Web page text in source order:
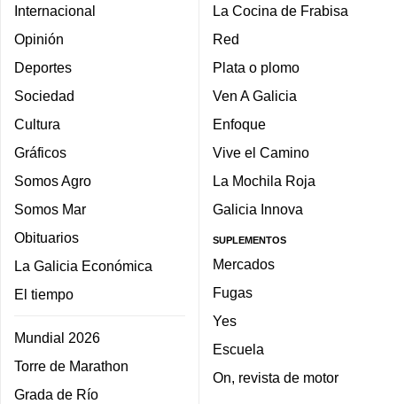
Internacional
Opinión
Deportes
Sociedad
Cultura
Gráficos
Somos Agro
Somos Mar
Obituarios
La Galicia Económica
El tiempo
Mundial 2026
Torre de Marathon
Grada de Río
La Cocina de Frabisa
Red
Plata o plomo
Ven A Galicia
Enfoque
Vive el Camino
La Mochila Roja
Galicia Innova
SUPLEMENTOS
Mercados
Fugas
Yes
Escuela
On, revista de motor